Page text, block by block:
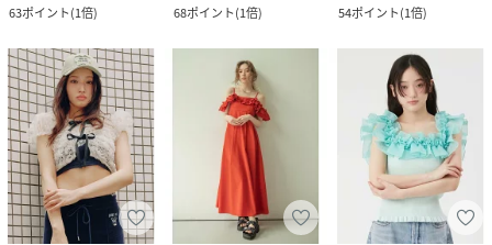
63ポイント(1倍)
68ポイント(1倍)
54ポイント(1倍)